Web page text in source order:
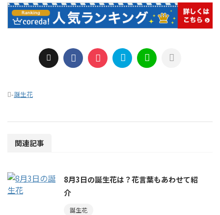
-誕生花
関連記事
8月3日の誕生花は？花言葉もあわせて紹
介
誕生花